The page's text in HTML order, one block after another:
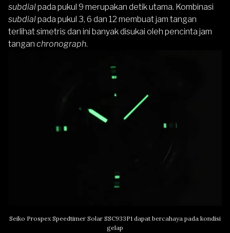
subdialpada pukul 9 merupakan detik utama. Kombinasi
subdialpada pukul 3, 6 dan 12 membuat jam tangan
terlihat simetris dan ini banyak disukai oleh pencinta jam
tangan chronograph.
Seiko Prospex Speedtimer Solar SSC933P1 dapat bercahaya pada kondisi
gelap